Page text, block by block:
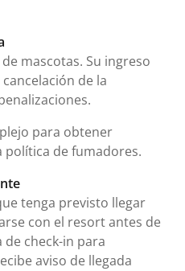
mascotas. Su ingreso
de la
para obtener
de fumadores.
tenga previsto llegar
con el resort antes de
check-in para
aviso de llegada